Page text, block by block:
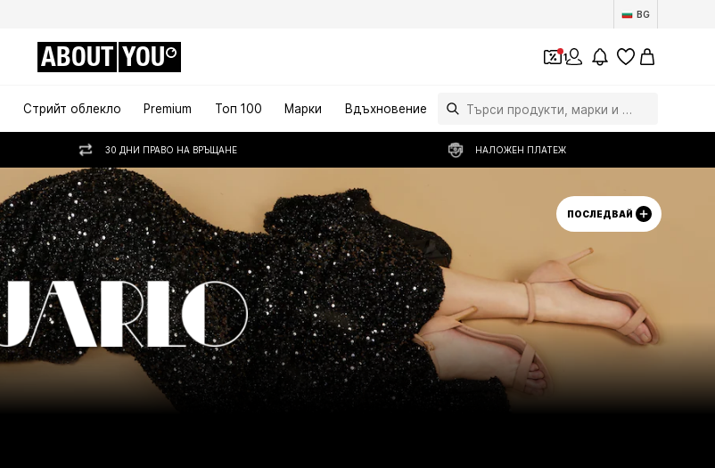
BG
ABOUT YOU 1
Стрийт облекло Premium Топ 100 Марки Вдъхновение
30 ДНИ ПРАВО НА ВРЪЩАНЕ НАЛОЖЕН ПЛАТЕЖ
ПОСЛЕДВАЙ